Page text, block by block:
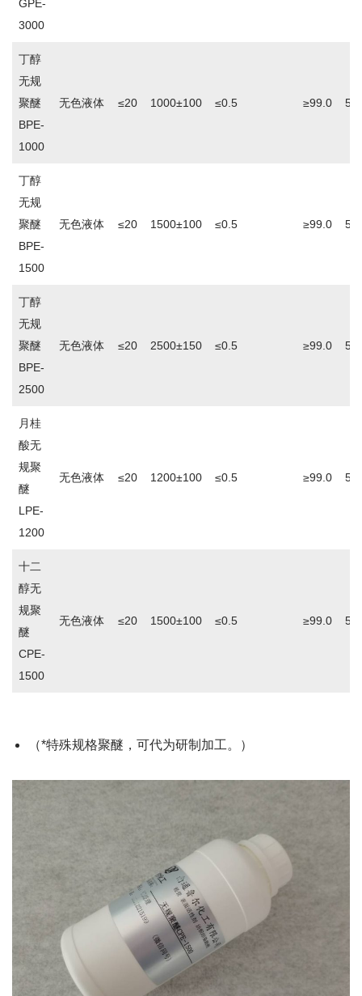
GPE-
3000
丁醇
无规
聚醚
BPE-
1000
无色液体 ≤20 1000±100 ≤0.5 ≥99.0
丁醇
无规
聚醚
BPE-
1500
无色液体 ≤20 1500±100 ≤0.5 ≥99.0
丁醇
无规
聚醚
BPE-
2500
无色液体 ≤20 2500±150 ≤0.5 ≥99.0
月桂
酸无
规聚
醚
LPE-
1200
无色液体 ≤20 1200±100 ≤0.5 ≥99.0
十二
醇无
规聚
醚
CPE-
1500
无色液体 ≤20 1500±100 ≤0.5 ≥99.0
（*特殊规格聚醚，可代为研制加工。）